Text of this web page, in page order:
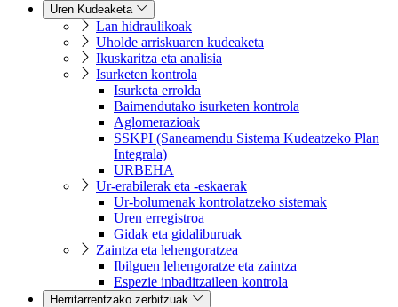
Uren Kudeaketa
Lan hidraulikoak
Uholde arriskuaren kudeaketa
Ikuskaritza eta analisia
Isurketen kontrola
Isurketa errolda
Baimendutako isurketen kontrola
Aglomerazioak
SSKPI (Saneamendu Sistema Kudeatzeko Plan
Integrala)
URBEHA
Ur-erabilerak eta -eskaerak
Ur-bolumenak kontrolatzeko sistemak
Uren erregistroa
Gidak eta gidaliburuak
Zaintza eta lehengoratzea
Ibilguen lehengoratze eta zaintza
Espezie inbaditzaileen kontrola
Herritarrentzako zerbitzuak